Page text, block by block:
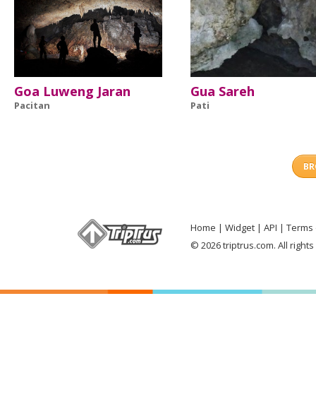
Goa Luweng Jaran
Pacitan
Gua Sareh
Pati
Home Widget API
Terms
© 2026 triptrus.com. All